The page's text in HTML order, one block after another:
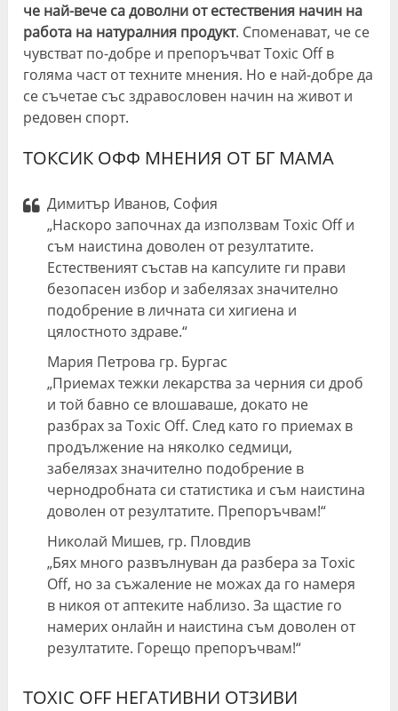
че най-вече са доволни от естествения начин на
работа на натуралния продукт. Споменават, че се
чувстват по-добре и препоръчват Toxic Off в
голяма част от техните мнения. Но е най-добре да
се съчетае със здравословен начин на живот и
редовен спорт.
ТОКСИК ОФФ МНЕНИЯ ОТ БГ МАМА
Димитър Иванов, София
„Наскоро започнах да използвам Toxic Off и
съм наистина доволен от резултатите.
Естественият състав на капсулите ги прави
безопасен избор и забелязах значително
подобрение в личната си хигиена и
цялостното здраве.“
Мария Петрова гр. Бургас
„Приемах тежки лекарства за черния си дроб
и той бавно се влошаваше, докато не
разбрах за Toxic Off. След като го приемах в
продължение на няколко седмици,
забелязах значително подобрение в
чернодробната си статистика и съм наистина
доволен от резултатите. Препоръчвам!“
Николай Мишев, гр. Пловдив
„Бях много развълнуван да разбера за Toxic
Off, но за съжаление не можах да го намеря
в никоя от аптеките наблизо. За щастие го
намерих онлайн и наистина съм доволен от
резултатите. Горещо препоръчвам!“
TOXIC OFF НЕГАТИВНИ ОТЗИВИ